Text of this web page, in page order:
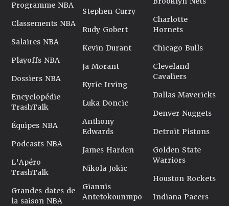
Programme NBA
Classements NBA
Salaires NBA
Playoffs NBA
Dossiers NBA
Encyclopédie
TrashTalk
Équipes NBA
Podcasts NBA
L'Apéro
TrashTalk
Grandes dates de
la saison NBA
Stephen Curry
Rudy Gobert
Kevin Durant
Ja Morant
Kyrie Irving
Luka Doncic
Anthony
Edwards
James Harden
Nikola Jokic
Giannis
Antetokounmpo
Charlotte
Hornets
Chicago Bulls
Cleveland
Cavaliers
Dallas Mavericks
Denver Nuggets
Detroit Pistons
Golden State
Warriors
Houston Rockets
Indiana Pacers